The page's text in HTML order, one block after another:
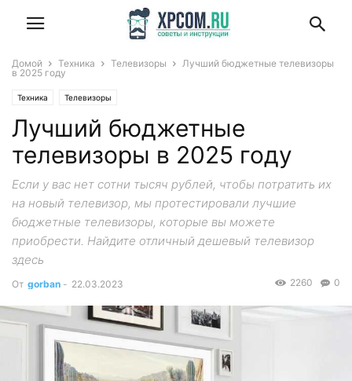
Домой Техника Телевизоры
Лучший бюджетные телевизоры
в 2025 году
Техника Телевизоры
Лучший бюджетные
телевизоры в 2025 году
Если у вас нет сотни тысяч рублей, чтобы потратить их
на новый телевизор, мы протестировали лучшие
бюджетные телевизоры, которые вы можете
приобрести. Найдите отличный дешевый телевизор
здесь
От gorban - 22.03.2023 0
2260